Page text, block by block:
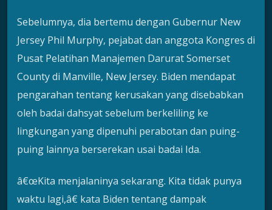
Sebelumnya, dia bertemu dengan Gubernur New
Jersey Phil Murphy, pejabat dan anggota Kongres di
Pusat Pelatihan Manajemen Darurat Somerset
County di Manville, New Jersey. Biden mendapat
pengarahan tentang kerusakan yang disebabkan
oleh badai dahsyat sebelum berkeliling ke
lingkungan yang dipenuhi perabotan dan puing-
puing lainnya berserekan usai badai Ida.
â€œKita menjalaninya sekarang. Kita tidak punya
waktu lagi,â€ kata Biden tentang dampak